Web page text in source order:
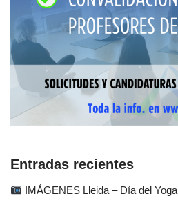
Entradas recientes
IMÁGENES Lleida – Día del Yoga